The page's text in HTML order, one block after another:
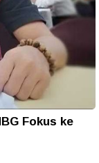
Fokus ke